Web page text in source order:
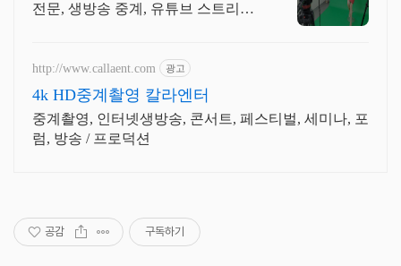
전문, 생방송 중계, 유튜브 스트리밍
http://www.callaent.com 광고
4k HD중계촬영 칼라엔터
중계촬영, 인터넷생방송, 콘서트, 페스티벌, 세미나, 포
럼, 방송 / 프로덕션
공감 구독하기